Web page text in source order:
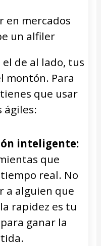
en mercados
un alfiler
el de al lado, tus
montón. Para
que usar
ágiles:
inteligente:
que
real. No
a alguien que
rapidez es tu
ganar la